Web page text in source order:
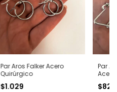
Par Aros Falker Acero
Quirúrgico
$1.029
Par
$829